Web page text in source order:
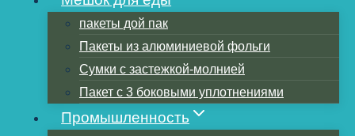
пакеты дой пак
Пакеты из алюминиевой фольги
Сумки с застежкой-молнией
Пакет с 3 боковыми уплотнениями
Промышленность
Оглавление
Условия хранения
Срок годности